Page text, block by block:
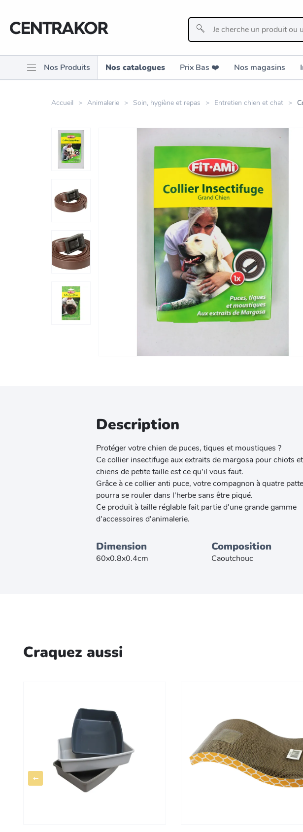
Nos Produits Nos catalogues Prix Bas ❤️️ Nos magasins
Accueil Animalerie Soin, hygiène et repas Entretien chien et chat
Description
Protéger votre chien de puces, tiques et moustiques ?
Ce collier insectifuge aux extraits de margosa pour chiots et
chiens de petite taille est ce qu'il vous faut.
Grâce à ce collier anti puce, votre compagnon à quatre
pourra se rouler dans l'herbe sans être piqué.
Ce produit à taille réglable fait partie d'une grande gamme
d'accessoires d'animalerie.
Dimension
60x0.8x0.4cm
Composition
Caoutchouc
Craquez aussi